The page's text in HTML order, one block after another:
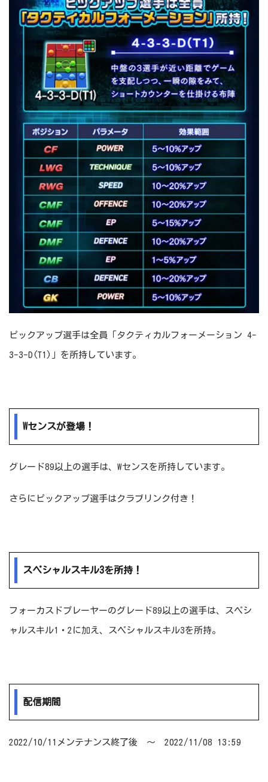
ピックアップ選手は全員「タクティカルフォーメーション 4-
3-3-D(T1)」を所持しています。
Wセンスが登場！
グレード89以上の選手は、Wセンスを所持しています。
さらにピックアップ選手はクラブリンク付き！
スペシャルスキル3を所持！
フォーカスドプレーヤーのグレード89以上の選手は、スペシ
ャルスキル1・2に加え、スペシャルスキル3を所持。
配信期間
2022/10/11メンテナンス終了後 ～ 2022/11/08 13:59